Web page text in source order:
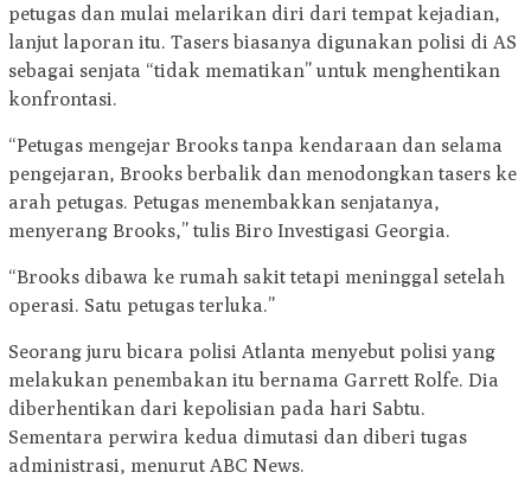
petugas dan mulai melarikan diri dari tempat kejadian,
lanjut laporan itu. Tasers biasanya digunakan polisi di AS
sebagai senjata “tidak mematikan” untuk menghentikan
konfrontasi.
“Petugas mengejar Brooks tanpa kendaraan dan selama
pengejaran, Brooks berbalik dan menodongkan tasers ke
arah petugas. Petugas menembakkan senjatanya,
menyerang Brooks,” tulis Biro Investigasi Georgia.
“Brooks dibawa ke rumah sakit tetapi meninggal setelah
operasi. Satu petugas terluka.”
Seorang juru bicara polisi Atlanta menyebut polisi yang
melakukan penembakan itu bernama Garrett Rolfe. Dia
diberhentikan dari kepolisian pada hari Sabtu.
Sementara perwira kedua dimutasi dan diberi tugas
administrasi, menurut ABC News.